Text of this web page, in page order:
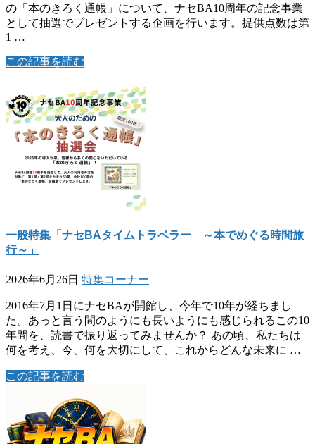
の「本のきろく通帳」について、ナセBA10周年の記念事業
として抽選でプレゼントする企画を行います。提供点数は第
1 …
この記事を読む
一般特集「ナセBAタイムトラベラー ～本でめぐる時間旅
行～」
2026年6月26日 特集コーナー
2016年7月1日にナセBAが開館し、今年で10年が経ちまし
た。あっと言う間のようにも長いようにも感じられるこの10
年間を、読書で振り返ってみませんか？ あの頃、私たちは
何を考え、今、何を大切にして、これからどんな未来に …
この記事を読む